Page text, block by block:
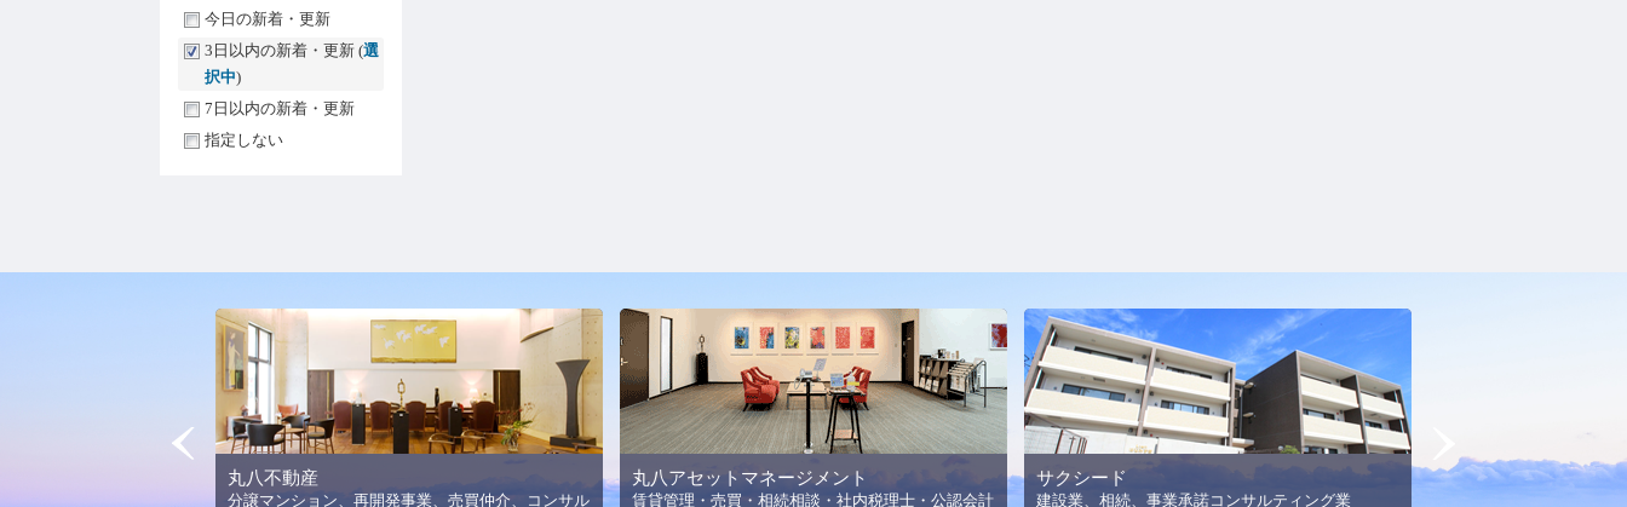
今日の新着・更新
3日以内の新着・更新 (選
択中)
7日以内の新着・更新
指定しない
丸八不動産
分譲マンション、再開発事業、売買仲介、コンサル
丸八アセットマネージメント
賃貸管理・売買・相続相談・社内税理士・公認会計
サクシード
建設業、相続、事業承諾コンサルティング業
MSエネルギー
Next